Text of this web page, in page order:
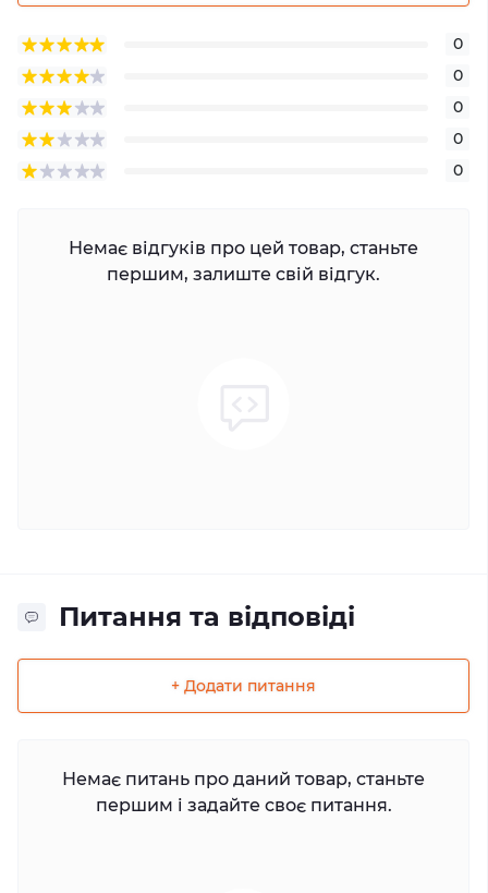
0
0
0
0
0
Немає відгуків про цей товар, станьте
першим, залиште свій відгук.
Питання та відповіді
+ Додати питання
Немає питань про даний товар, станьте
першим і задайте своє питання.